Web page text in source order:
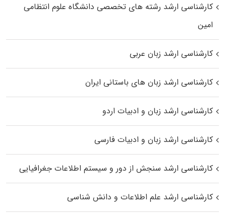
کارشناسی ارشد رﺷﺘﻪ ﻫﺎی تخصصی داﻧﺸﮕﺎه ﻋﻠﻮم انتظامی
اﻣﻴﻦ
کارشناسی ارشد زبان عربی
کارشناسی ارشد زبان‌ های باستانی ایران
کارشناسی ارشد زبان و ادبیات اردو
کارشناسی ارشد زبان و ادبیات فارسی
کارشناسی ارشد سنجش از دور و سیستم اطلاعات جغرافیایی
کارشناسی ارشد علم اطلاعات و دانش شناسی